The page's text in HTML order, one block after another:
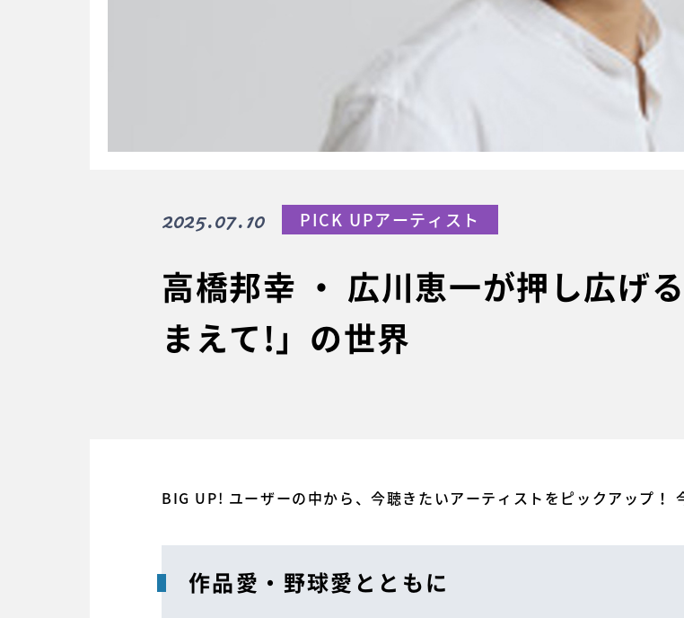
高橋邦幸 ・ 広川恵一が押し広げ
まえて!」の世界
2025.07.10 PICK UPアーティスト
BIG UP! ユーザーの中から、今聴きたいアーティストをピックアップ！
作品愛・野球愛とともに